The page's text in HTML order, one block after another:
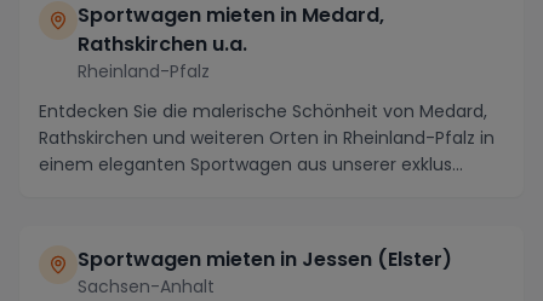
Sportwagen mieten in Medard,
Rathskirchen u.a.
Rheinland-Pfalz
Entdecken Sie die malerische Schönheit von Medard,
Rathskirchen und weiteren Orten in Rheinland-Pfalz in
einem eleganten Sportwagen aus unserer exklus...
Sportwagen mieten in Jessen (Elster)
Sachsen-Anhalt